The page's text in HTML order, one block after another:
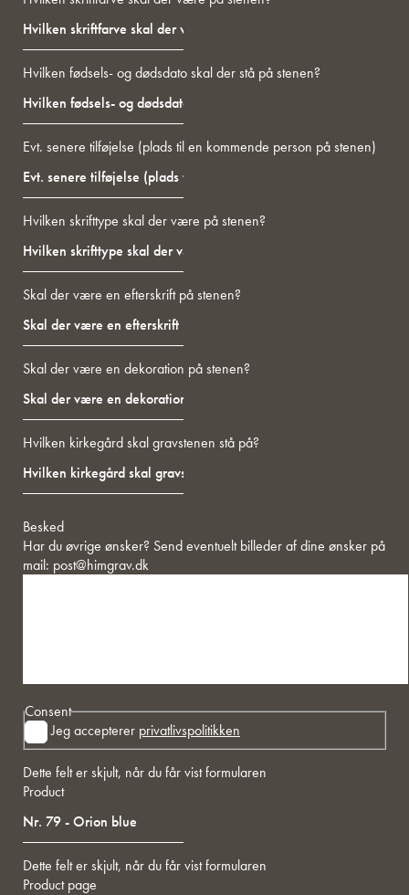
Hvilken fødsels- og dødsdato skal der stå på stenen?
Evt. senere tilføjelse (plads til en kommende person på stenen)
Hvilken skrifttype skal der være på stenen?
Skal der være en efterskrift på stenen?
Skal der være en dekoration på stenen?
Hvilken kirkegård skal gravstenen stå på?
Besked
Har du øvrige ønsker? Send eventuelt billeder af dine ønsker på
mail: post@himgrav.dk
Consent
Jeg accepterer privatlivspolitikken
Dette felt er skjult, når du får vist formularen
Product
Dette felt er skjult, når du får vist formularen
Product page